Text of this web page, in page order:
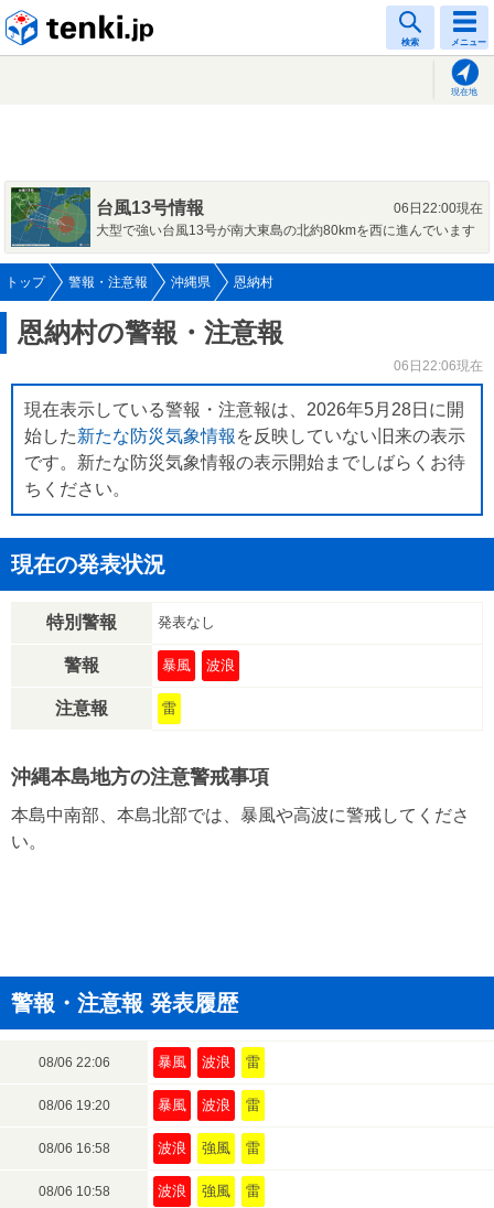
検索 メニュー
現在地
台風13号情報
06日22:00現在
大型で強い台風13号が南大東島の北約80kmを西に進んでいます
トップ 警報・注意報 沖縄県 恩納村
恩納村の警報・注意報
06日22:06現在
現在表示している警報・注意報は、2026年5月28日に開
始した新たな防災気象情報 を反映していない旧来の表示
です。新たな防災気象情報の表示開始までしばらくお待
ちください。
現在の発表状況
特別警報 発表なし
警報 暴風 波浪
注意報 雷
沖縄本島地方の注意警戒事項
本島中南部、本島北部では、暴風や高波に警戒してくださ
い。
警報・注意報 発表履歴
08/06 22:06 暴風 波浪 雷
08/06 19:20 暴風 波浪 雷
08/06 16:58 波浪 強風 雷
08/06 10:58 波浪 強風 雷